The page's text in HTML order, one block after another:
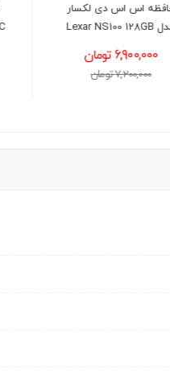
کارت گرافیک ایسوس مدل
ASUS Prime RTX 5050 OC
77,500,000 تومان